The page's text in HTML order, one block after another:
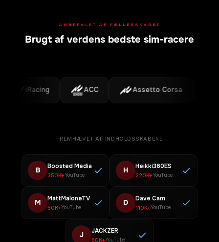
ANBEFALET AF FÆLLESSKABET
Brugt af verdens bedste sim-racere
iRacing ACC Assetto Corsa
FREMHÆVET AF INDHOLDSSKABERE
B Boosted Media
350K+YouTube
H Heikki360ES
220K+YouTube
M MattMaloneTV
50K+YouTube
D Dave Cam
110K+YouTube
J JACKZER
80K+YouTube